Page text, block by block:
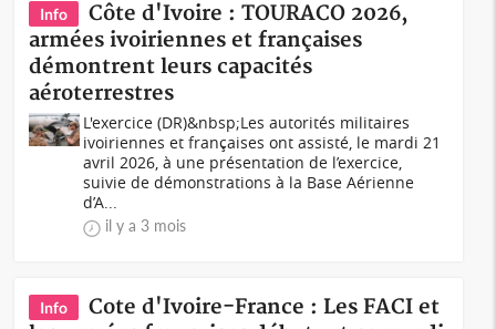
Info
Côte d'Ivoire : TOURACO 2026,
armées ivoiriennes et françaises
démontrent leurs capacités
aéroterrestres
L'exercice (DR)&nbsp;Les autorités militaires
ivoiriennes et françaises ont assisté, le mardi 21
avril 2026, à une présentation de l’exercice,
suivie de démonstrations à la Base Aérienne
d’A...
il y a 3 mois
Info
Cote d'Ivoire-France : Les FACI et